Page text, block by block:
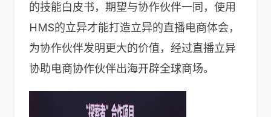
的技能白皮书，期望与协作伙伴一同，使用
HMS的立异才能打造立异的直播电商体会，
为协作伙伴发明更大的价值，经过直播立异
协助电商协作伙伴出海开辟全球商场。